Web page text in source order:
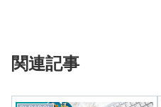
関連記事